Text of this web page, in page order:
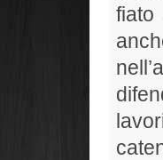
fiato